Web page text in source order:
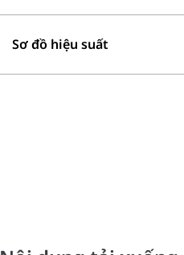
Sơ đồ hiệu suất